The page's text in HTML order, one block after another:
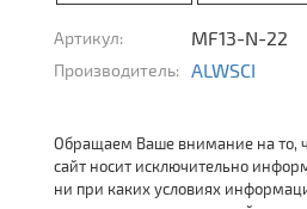
Артикул: MF13-N-22
Производитель: ALWSCI
Обращаем Ваше внимание на то,
сайт носит исключительно
ни при каких условиях